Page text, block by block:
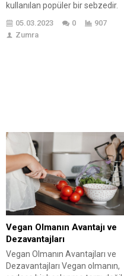
kullanılan popüler bir sebzedir.
yararları hakkında çok az şey
bilinmektedir. Oldukça fazla
05.03.2023 0
907
Zumra
Vegan Olmanın Avantajı ve
Dezavantajları
Vegan Olmanın Avantajları ve
Dezavantajları Vegan olmanın,